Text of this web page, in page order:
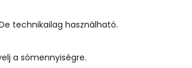
technikailag használható.
a sómennyiségre.